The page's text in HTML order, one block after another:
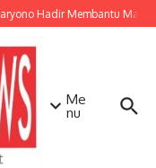
Hadir Membantu
Me
nu